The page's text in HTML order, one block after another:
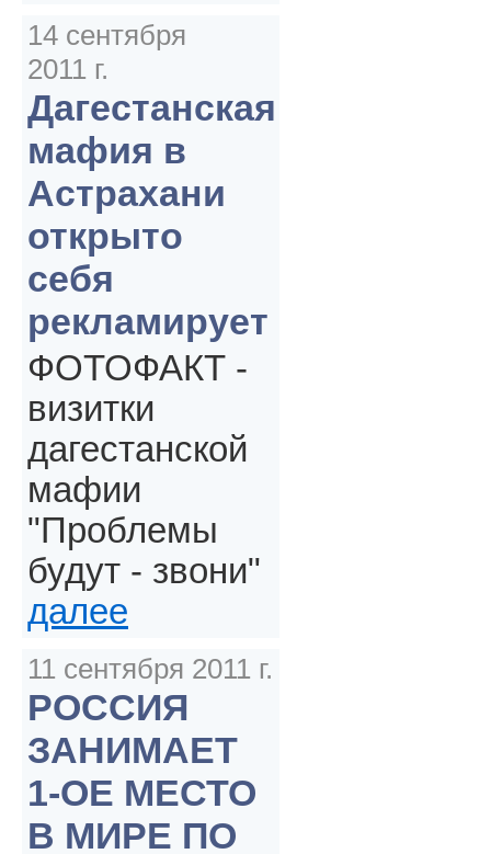
14 сентября
2011 г.
Дагестанская
мафия в
Астрахани
открыто
себя
рекламирует
ФОТОФАКТ -
визитки
дагестанской
мафии
"Проблемы
будут - звони"
далее
11 сентября 2011 г.
РОССИЯ
ЗАНИМАЕТ
1-ОЕ МЕСТО
В МИРЕ ПО